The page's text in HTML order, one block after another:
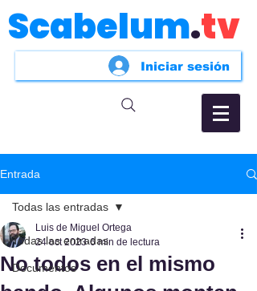
Scabelum.tv
Iniciar sesión
Entrada
Todas las entradas
Documentos
Todas las entradas
No todos en el mismo
Luis de Miguel Ortega
24 oct 2023 6 min de lectura